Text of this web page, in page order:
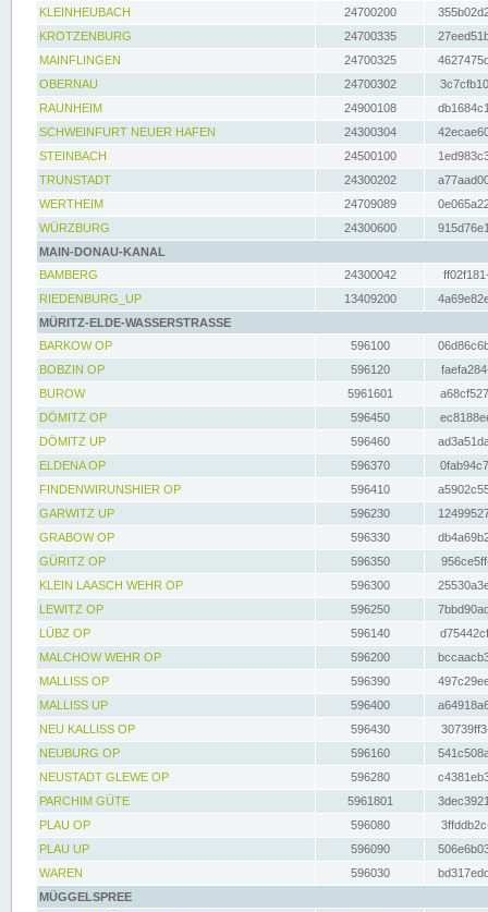
KLEINHEUBACH 24700200
KROTZENBURG
24700335
MAINFLINGEN
24700325
OBERNAU
24700302
RAUNHEIM
24900108
SCHWEINFURT NEUER HAFEN
24300304
STEINBACH
24500100
TRUNSTADT
24300202
WERTHEIM
24709089
WÜRZBURG
24300600
MAIN-DONAU-KANAL
BAMBERG
24300042
RIEDENBURG_UP
13409200
MÜRITZ-ELDE-WASSERSTRASSE
BARKOW OP
596100
BOBZIN OP
596120
BUROW
5961601
DÖMITZ OP
596450
DÖMITZ UP
596460
ELDENA OP
596370
FINDENWIRUNSHIER OP
596410
GARWITZ UP
596230
GRABOW OP
596330
GÜRITZ OP
596350
KLEIN LAASCH WEHR OP
596300
LEWITZ OP
596250
LÜBZ OP
596140
MALCHOW WEHR OP
596200
MALLISS OP
596390
MALLISS UP
596400
NEU KALLISS OP
596430
NEUBURG OP
596160
NEUSTADT GLEWE OP
596280
PARCHIM GÜTE
5961801
PLAU OP
596080
PLAU UP
596090
WAREN
596030
MÜGGELSPREE